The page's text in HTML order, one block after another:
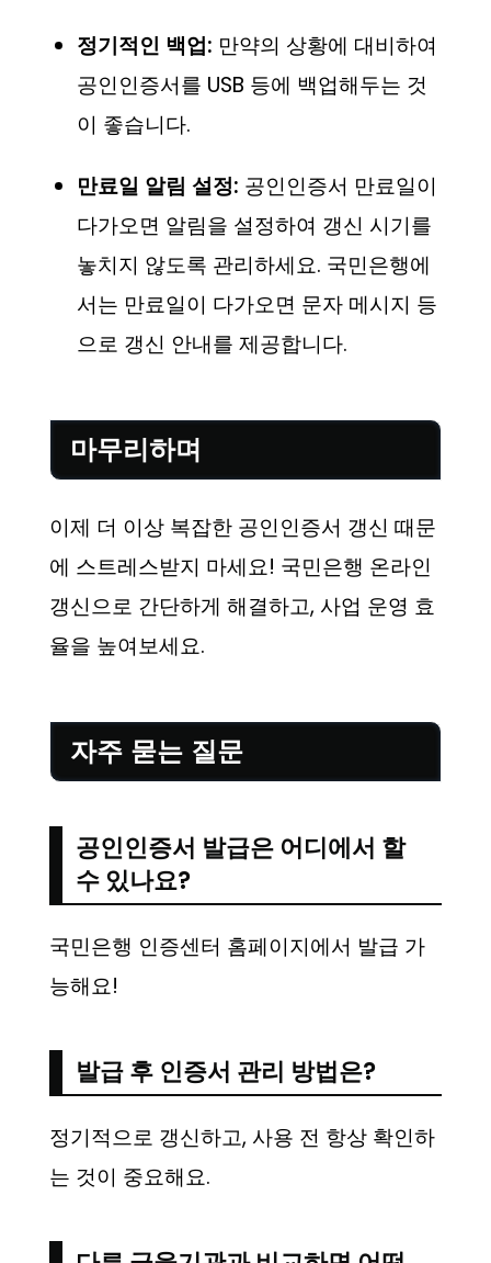
정기적인 백업: 만약의 상황에 대비하여
공인인증서를 USB 등에 백업해두는 것
이 좋습니다.
만료일 알림 설정: 공인인증서 만료일이
다가오면 알림을 설정하여 갱신 시기를
놓치지 않도록 관리하세요. 국민은행에
서는 만료일이 다가오면 문자 메시지 등
으로 갱신 안내를 제공합니다.
마무리하며
이제 더 이상 복잡한 공인인증서 갱신 때문
에 스트레스받지 마세요! 국민은행 온라인
갱신으로 간단하게 해결하고, 사업 운영 효
율을 높여보세요.
자주 묻는 질문
공인인증서 발급은 어디에서 할
수 있나요?
국민은행 인증센터 홈페이지에서 발급 가
능해요!
발급 후 인증서 관리 방법은?
정기적으로 갱신하고, 사용 전 항상 확인하
는 것이 중요해요.